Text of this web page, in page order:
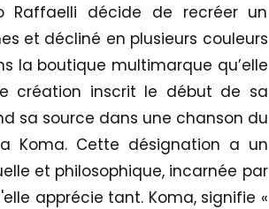
Raffaelli décide de recréer un
et décliné en plusieurs couleurs
la boutique multimarque qu’elle
création inscrit le début de sa
sa source dans une chanson du
Koma. Cette désignation a un
et philosophique, incarnée par
apprécie tant. Koma, signifie «